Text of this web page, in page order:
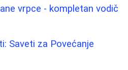
vrpce - kompletan vodič
Saveti za Povećanje